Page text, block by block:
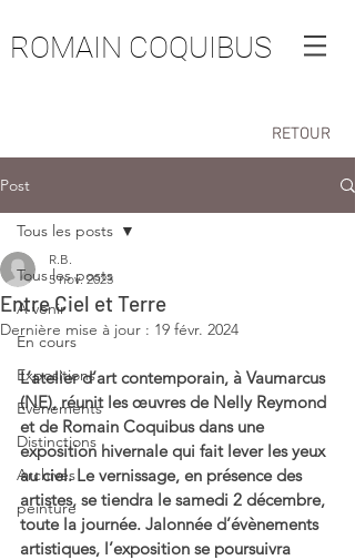
ROMAIN COQUIBUS
RETOUR
Post
Tous les posts
A venir
En cours
Expositions
Evènements
Distinctions
Archives
peinture
Tous les posts
Entre Ciel et Terre
R.B.
5 nov. 2023
Dernière mise à jour : 19 févr. 2024
L’atelier d’art contemporain, à Vaumarcus
(NE), réunit les œuvres de Nelly Reymond
et de Romain Coquibus dans une
exposition hivernale qui fait lever les yeux
au ciel. Le vernissage, en présence des
artistes, se tiendra le samedi 2 décembre,
toute la journée. Jalonnée d’évènements
artistiques, l’exposition se poursuivra